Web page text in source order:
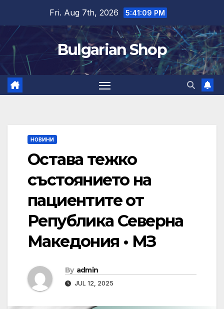
content
Fri. Aug 7th, 2026 5:41:10 PM
Bulgarian Shop
НОВИНИ
Остава тежко
състоянието на
пациентите от
Република Северна
Македония • МЗ
By admin
JUL 12, 2025